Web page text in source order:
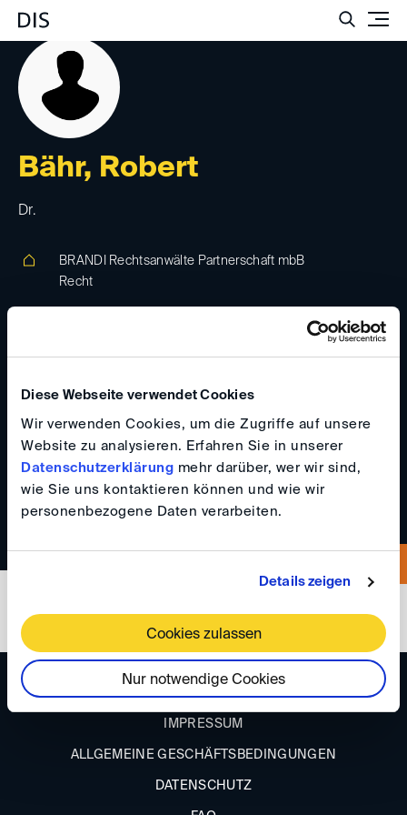
Diese Webseite verwendet Cookies
Wir verwenden Cookies, um die Zugriffe auf unsere
Website zu analysieren. Erfahren Sie in unserer
Datenschutzerklärung mehr darüber, wer wir sind,
wie Sie uns kontaktieren können und wie wir
personenbezogene Daten verarbeiten.
Details zeigen
Cookies zulassen
Nur notwendige Cookies
Bähr, Robert
Dr.
BRANDI Rechtsanwälte Partnerschaft mbB
Recht
robert.baehr(at) brandi.net
051189937974
ANFAHRT
IMPRESSUM
ALLGEMEINE GESCHÄFTSBEDINGUNGEN
DATENSCHUTZ